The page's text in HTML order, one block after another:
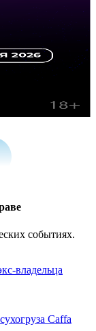
событиях.
владельца
Caffa